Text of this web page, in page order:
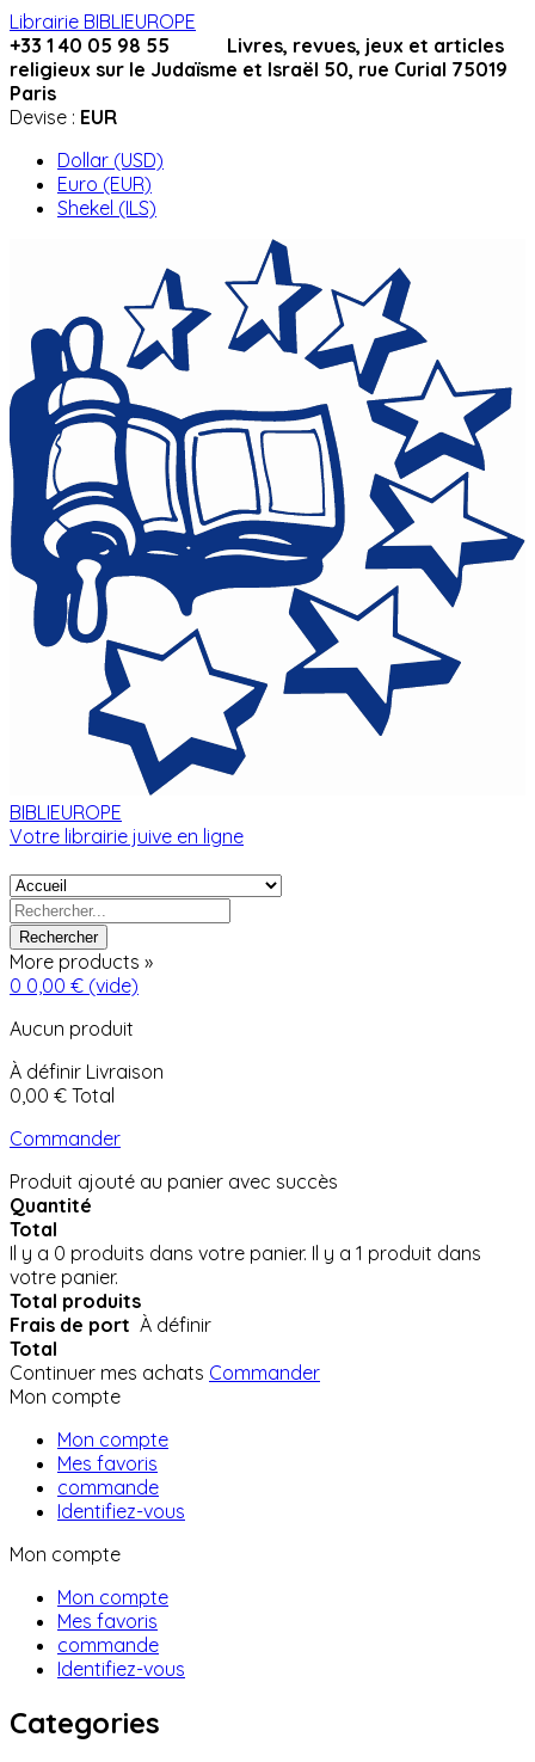
Librairie BIBLIEUROPE
+33 1 40 05 98 55 Livres, revues, jeux et articles
religieux sur le Judaïsme et Israël 50, rue Curial 75019
Paris
Devise : EUR
Dollar (USD)
Euro (EUR)
Shekel (ILS)
BIBLIEUROPE
Votre librairie juive en ligne
Rechercher
More products »
0 0,00 € (vide)
Aucun produit
À définir Livraison
0,00 € Total
Commander
Produit ajouté au panier avec succès
Quantité
Total
Il y a 0 produits dans votre panier. Il y a 1 produit dans
votre panier.
Total produits
Frais de port À définir
Total
Continuer mes achats Commander
Mon compte
Mon compte
Mes favoris
commande
Identifiez-vous
Mon compte
Mon compte
Mes favoris
commande
Identifiez-vous
Categories